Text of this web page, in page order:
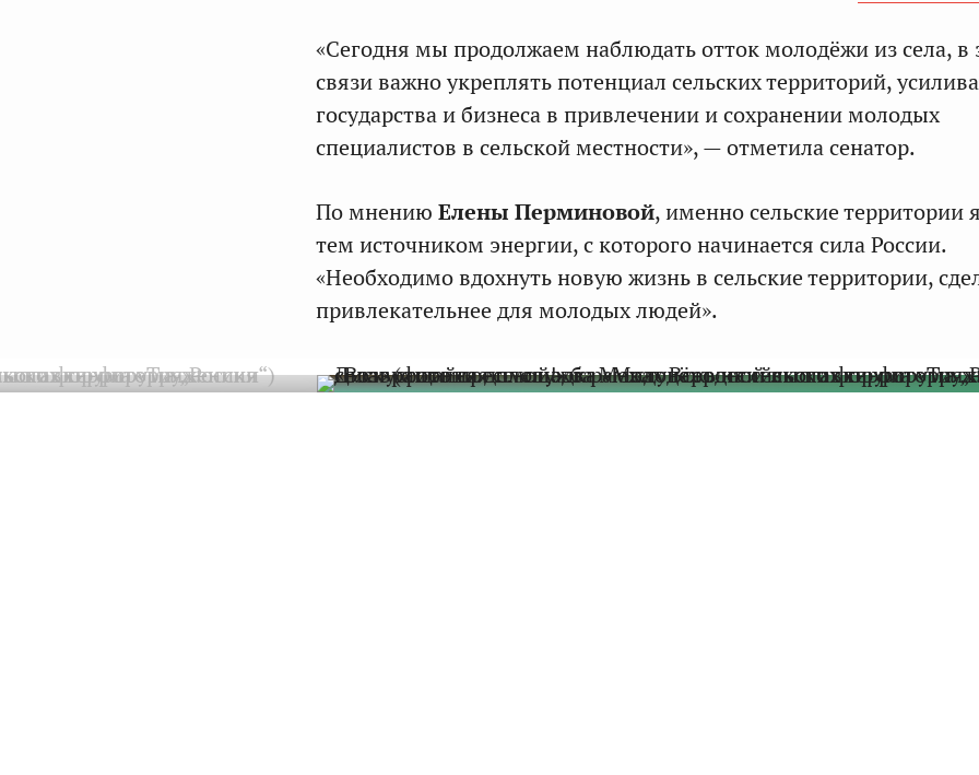
«Сегодня мы продолжаем наблюдать отток молодёжи из села, в
связи важно укреплять потенциал сельских территорий,
государства и бизнеса в привлечении и сохранении молодых
специалистов в сельской местности», — отметила сенатор.
По мнению Елены Перминовой, именно сельские территории
тем источником энергии, с которого начинается сила России.
«Необходимо вдохнуть новую жизнь в сельские территории,
привлекательнее для молодых людей».